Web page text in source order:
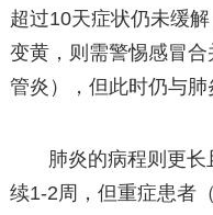
超过10天症状仍未缓
变黄，则需警惕感冒
管炎），但此时仍与肺
肺炎的病程则更
续1-2周，但重症患者